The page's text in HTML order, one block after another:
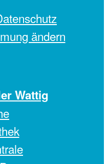
ändern
Wattig